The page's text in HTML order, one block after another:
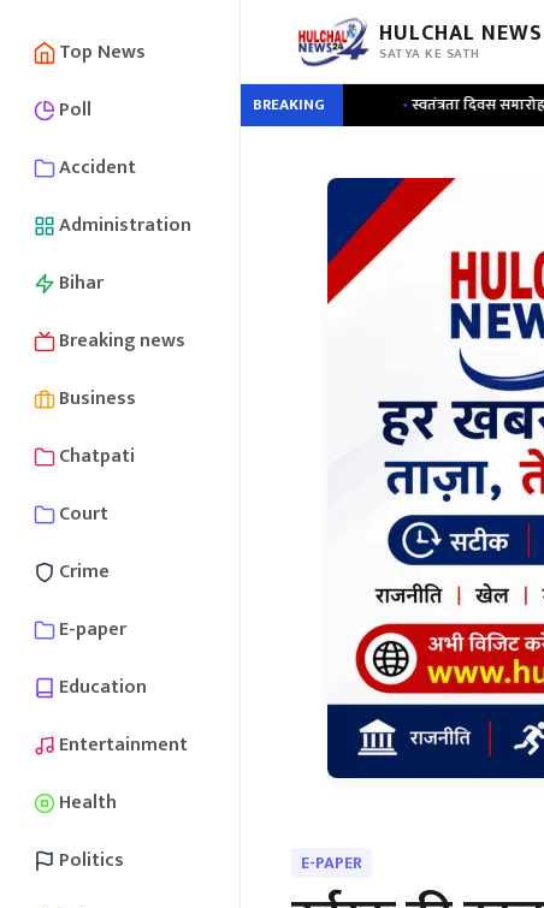
Top News
Poll
Accident
Administration
Bihar
Breaking news
Business
Chatpati
Court
Crime
E-paper
Education
Entertainment
Health
Politics
HULCHAL
SATYA KE SATH
BREAKING
सर्वावैक की दो खुराक स्वतंत्रता दिवस समारोह की तैयारियों की उप
E-PAPER